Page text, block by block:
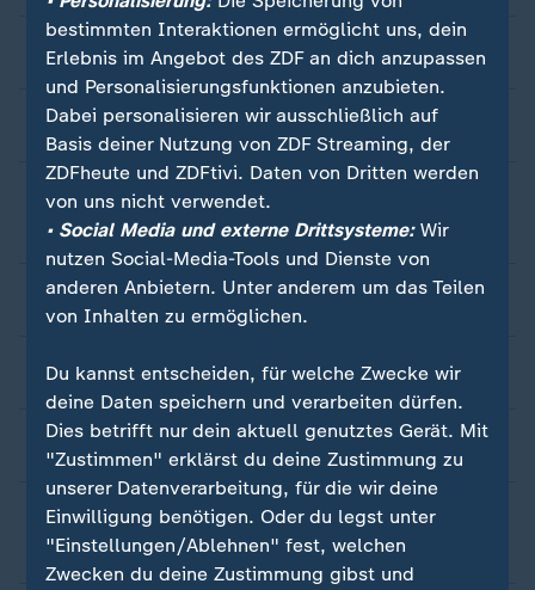
Wie kommt ein Thema in eine ZDF-Sendung?
Wer bestimmt die Reihenfolge der Berichte?
Wie kommt es zu ausgewogener
Berichterstattung?
Wie wird die Berichterstattung intern diskutiert?
Was passiert, wenn falsch berichtet wird?
Wie werden Experten für Beiträge ausgewählt?
Wie werden die Gäste für maybrit illner
ausgewählt?
bestimmten Interaktionen ermöglicht uns, dein
Erlebnis im Angebot des ZDF an dich anzupassen
und Personalisierungsfunktionen anzubieten.
Dabei personalisieren wir ausschließlich auf
Basis deiner Nutzung von ZDF Streaming, der
ZDFheute und ZDFtivi. Daten von Dritten werden
von uns nicht verwendet.
• Social Media und externe Drittsysteme:Wir
nutzen Social-Media-Tools und Dienste von
anderen Anbietern. Unter anderem um das Teilen
von Inhalten zu ermöglichen.
Du kannst entscheiden, für welche Zwecke wir
deine Daten speichern und verarbeiten dürfen.
Dies betrifft nur dein aktuell genutztes Gerät. Mit
"Zustimmen" erklärst du deine Zustimmung zu
unserer Datenverarbeitung, für die wir deine
Einwilligung benötigen. Oder du legst unter
"Einstellungen/Ablehnen" fest, welchen
Zwecken du deine Zustimmung gibst und